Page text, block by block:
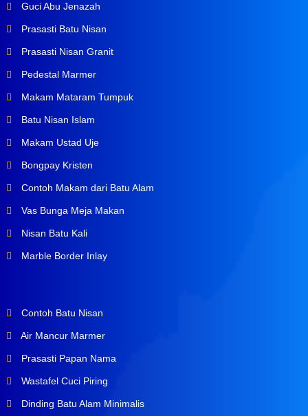
Guci Abu Jenazah
Prasasti Batu Nisan
Prasasti Nisan Granit
Pedestal Marmer
Makam Mataram Tumpuk
Batu Nisan Islam
Makam Ustad Uje
Bongpay Kristen
Contoh Makam dari Batu Alam
Vas Bunga Meja Makan
Nisan Batu Kali
Marble Border Inlay
Contoh Batu Nisan
Air Mancur Marmer
Prasasti Papan Nama
Wastafel Cuci Piring
Dinding Batu Alam Minimalis